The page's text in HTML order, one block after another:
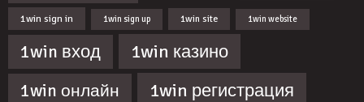
1win sign in 1win sign up 1win site 1win website
1win вход 1win казино
1win онлайн 1win регистрация